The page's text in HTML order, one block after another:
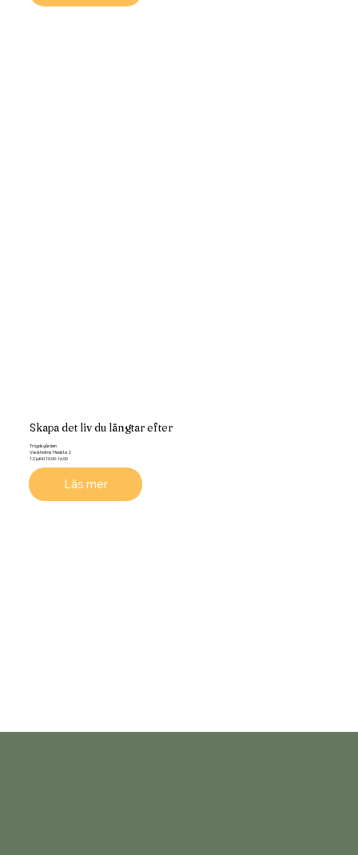
Skapa det liv du längtar efter
Trögdsgården
Veckholms Hedsta 2
12 juli kl 10.00-16.00
Läs mer